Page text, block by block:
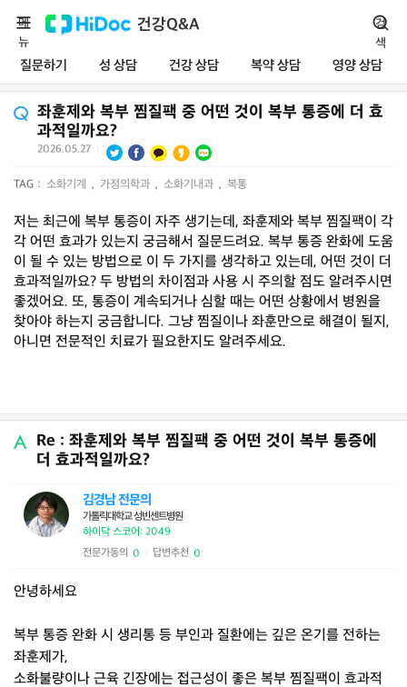
건강Q&A
질문하기 성 상담 건강 상담 복약 상담 영양 상담
메
뉴
검
색
좌훈제와 복부 찜질팩 중 어떤 것이 복부 통증에 더 효
과적일까요?
2026.05.27
TAG : 소화기계 , 가정의학과 , 소화기내과 , 복통
저는 최근에 복부 통증이 자주 생기는데, 좌훈제와 복부 찜질팩이 각
각 어떤 효과가 있는지 궁금해서 질문드려요. 복부 통증 완화에 도움
이 될 수 있는 방법으로 이 두 가지를 생각하고 있는데, 어떤 것이 더
효과적일까요? 두 방법의 차이점과 사용 시 주의할 점도 알려주시면
좋겠어요. 또, 통증이 계속되거나 심할 때는 어떤 상황에서 병원을
찾아야 하는지 궁금합니다. 그냥 찜질이나 좌훈만으로 해결이 될지,
아니면 전문적인 치료가 필요한지도 알려주세요.
Re : 좌훈제와 복부 찜질팩 중 어떤 것이 복부 통증에
더 효과적일까요?
김경남 전문의
가톨릭대학교 성빈센트병원
하이닥 스코어: 2049
전문가동의 0 답변추천 0
안녕하세요
복부 통증 완화 시 생리통 등 부인과 질환에는 깊은 온기를 전하는
좌훈제가,
소화불량이나 근육 긴장에는 접근성이 좋은 복부 찜질팩이 효과적